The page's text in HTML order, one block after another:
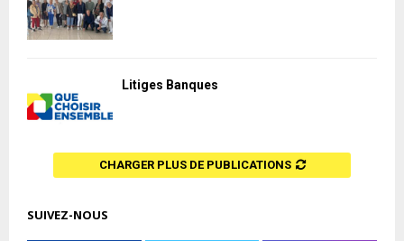
Litiges Banques
CHARGER PLUS DE PUBLICATIONS
SUIVEZ-NOUS